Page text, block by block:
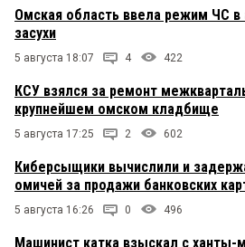
Омская область ввела режим ЧС в
засухи
5 августа 18:07 4 422
КСУ взялся за ремонт
крупнейшем омском кладбище
5 августа 17:25 2 602
Киберсыщики вычислили и
омичей за продажи банковских
5 августа 16:26 0 496
Машинист катка взыскал с